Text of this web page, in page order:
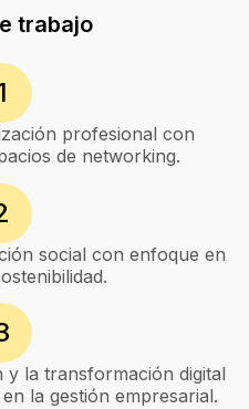
trabajo
profesional con
de networking.
social con enfoque en
y la transformación digital
la gestión empresarial.